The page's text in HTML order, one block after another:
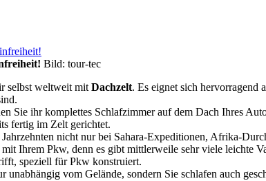
Bild: tour-tec
selbst weltweit mit Dachzelt. Es eignet sich hervorragend
Sie ihr komplettes Schlafzimmer auf dem Dach Ihres
fertig im Zelt gerichtet.
nicht nur bei Sahara-Expeditionen, Afrika-
Ihrem Pkw, denn es gibt mittlerweile sehr viele leichte
speziell für Pkw konstruiert.
unabhängig vom Gelände, sondern Sie schlafen auch